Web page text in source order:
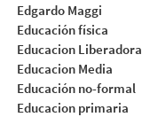
Edgardo Maggi
Educación física
Educacion Liberadora
Educacion Media
Educación no-formal
Educacion primaria